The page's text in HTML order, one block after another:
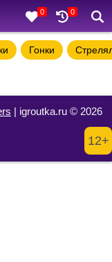
0 0
Гонки
| igroutka.ru © 2026
12+